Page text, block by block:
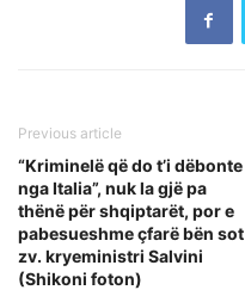
Previous article
“Kriminelë që do t’i dëbonte
nga Italia”, nuk la gjë pa
thënë për shqiptarët, por e
pabesueshme çfarë bën sot
zv. kryeministri Salvini
(Shikoni foton)